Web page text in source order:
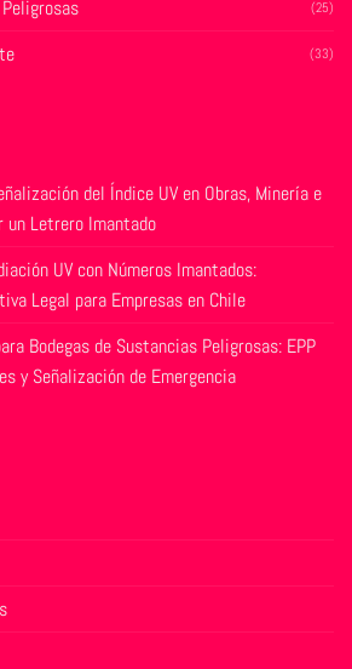
(25)
(33)
del Índice UV en Obras, Minería e
un Letrero Imantado
UV con Números Imantados:
Legal para Empresas en Chile
Bodegas de Sustancias Peligrosas: EPP
y Señalización de Emergencia